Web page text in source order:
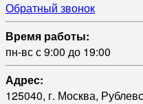
Обратный звонок
Время работы:
пн-вс с 9:00 до 19:00
Адрес:
125040, г. Москва,